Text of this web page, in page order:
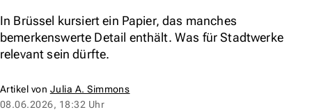
In Brüssel kursiert ein Papier, das manches
bemerkenswerte Detail enthält. Was für Stadtwerke
relevant sein dürfte.
Artikel von Julia A. Simmons
08.06.2026, 18:32 Uhr